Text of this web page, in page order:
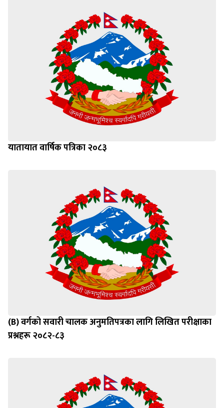
यातायात वार्षिक पत्रिका २०८३
(B) वर्गको सवारी चालक अनुमतिपत्रका लागि लिखित परीक्षाका
प्रश्नहरू २०८२-८३